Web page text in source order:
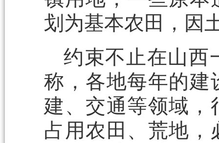
划为基本农田，因
约束不止在山西
称，各地每年的建
建、交通等领域，
占用农田、荒地